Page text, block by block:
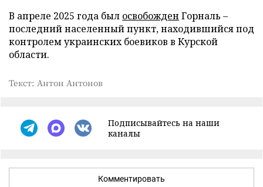
В апреле 2025 года был освобожден Горналь –
последний населенный пункт, находившийся под
контролем украинских боевиков в Курской
области.
Текст: Антон Антонов
Подписывайтесь на наши
каналы
Комментировать